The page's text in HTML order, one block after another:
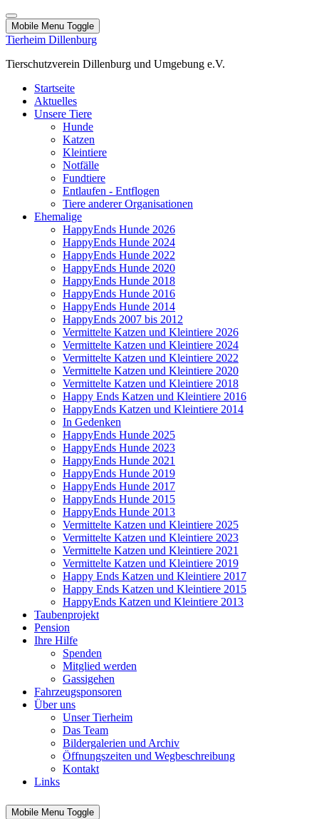
Mobile Menu Toggle
Tierheim Dillenburg
Tierschutzverein Dillenburg und Umgebung e.V.
Startseite
Aktuelles
Unsere Tiere
Hunde
Katzen
Kleintiere
Notfälle
Fundtiere
Entlaufen - Entflogen
Tiere anderer Organisationen
Ehemalige
HappyEnds Hunde 2026
HappyEnds Hunde 2024
HappyEnds Hunde 2022
HappyEnds Hunde 2020
HappyEnds Hunde 2018
HappyEnds Hunde 2016
HappyEnds Hunde 2014
HappyEnds 2007 bis 2012
Vermittelte Katzen und Kleintiere 2026
Vermittelte Katzen und Kleintiere 2024
Vermittelte Katzen und Kleintiere 2022
Vermittelte Katzen und Kleintiere 2020
Vermittelte Katzen und Kleintiere 2018
Happy Ends Katzen und Kleintiere 2016
HappyEnds Katzen und Kleintiere 2014
In Gedenken
HappyEnds Hunde 2025
HappyEnds Hunde 2023
HappyEnds Hunde 2021
HappyEnds Hunde 2019
HappyEnds Hunde 2017
HappyEnds Hunde 2015
HappyEnds Hunde 2013
Vermittelte Katzen und Kleintiere 2025
Vermittelte Katzen und Kleintiere 2023
Vermittelte Katzen und Kleintiere 2021
Vermittelte Katzen und Kleintiere 2019
Happy Ends Katzen und Kleintiere 2017
Happy Ends Katzen und Kleintiere 2015
HappyEnds Katzen und Kleintiere 2013
Taubenprojekt
Pension
Ihre Hilfe
Spenden
Mitglied werden
Gassigehen
Fahrzeugsponsoren
Über uns
Unser Tierheim
Das Team
Bildergalerien und Archiv
Öffnungszeiten und Wegbeschreibung
Kontakt
Links
Mobile Menu Toggle